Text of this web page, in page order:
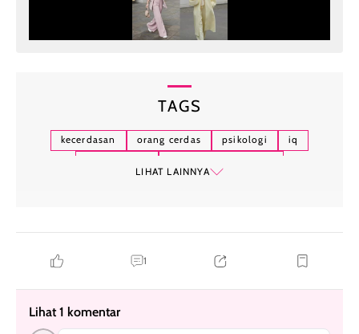
TAGS
kecerdasan orang cerdas psikologi
iq
LIHAT LAINNYA
1
Lihat 1 komentar